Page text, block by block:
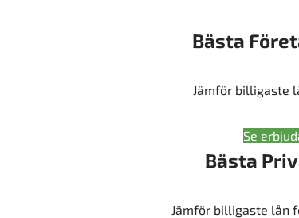
Bästa
Jämför billigaste
Se
Bästa
Jämför billigaste lån